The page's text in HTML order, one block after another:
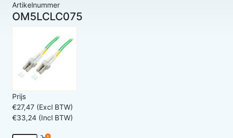
Artikelnummer
OM5LCLC075
Prijs
€27,47 (Excl BTW)
€33,24 (Incl BTW)